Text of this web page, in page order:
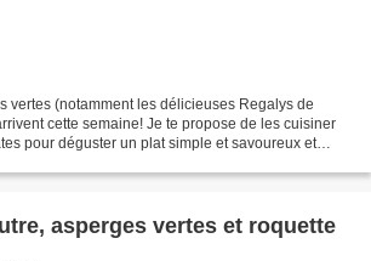
vertes (notamment les délicieuses Regalys de
cette semaine! Je te propose de les cuisiner
pour déguster un plat simple et savoureux et
asperges vertes et roquette